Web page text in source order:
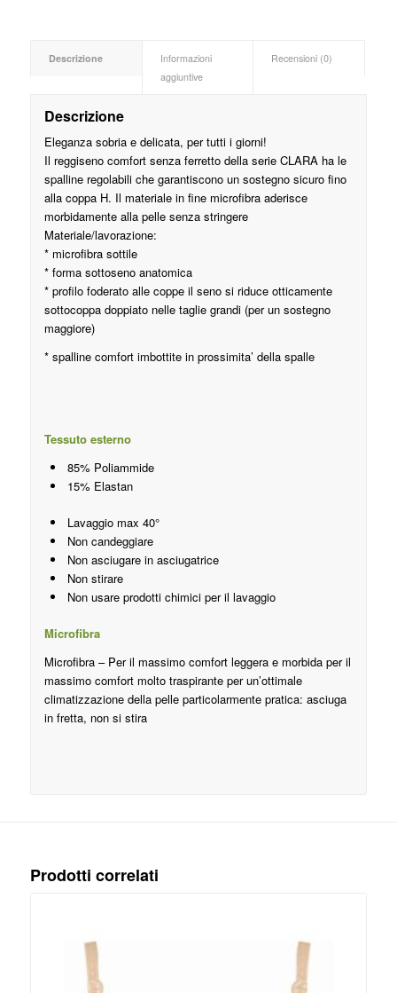
Descrizione
Informazioni
aggiuntive
Recensioni (0)
Descrizione
Eleganza sobria e delicata, per tutti i giorni!
Il reggiseno comfort senza ferretto della serie CLARA ha le
spalline regolabili che garantiscono un sostegno sicuro fino
alla coppa H. Il materiale in fine microfibra aderisce
morbidamente alla pelle senza stringere
Materiale/lavorazione:
* microfibra sottile
* forma sottoseno anatomica
* profilo foderato alle coppe il seno si riduce otticamente
sottocoppa doppiato nelle taglie grandi (per un sostegno
maggiore)
* spalline comfort imbottite in prossimita’ della spalle
Tessuto esterno
85% Poliammide
15% Elastan
Lavaggio max 40°
Non candeggiare
Non asciugare in asciugatrice
Non stirare
Non usare prodotti chimici per il lavaggio
Microfibra
Microfibra – Per il massimo comfort leggera e morbida per il
massimo comfort molto traspirante per un’ottimale
climatizzazione della pelle particolarmente pratica: asciuga
in fretta, non si stira
Prodotti correlati